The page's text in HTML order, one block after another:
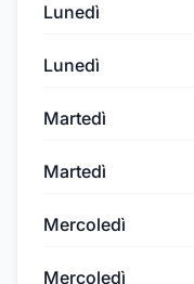
Lunedì
Lunedì
Martedì
Martedì
Mercoledì
Mercoledì